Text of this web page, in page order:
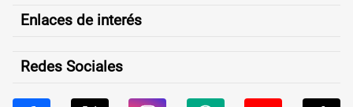
Enlaces de interés
Redes Sociales